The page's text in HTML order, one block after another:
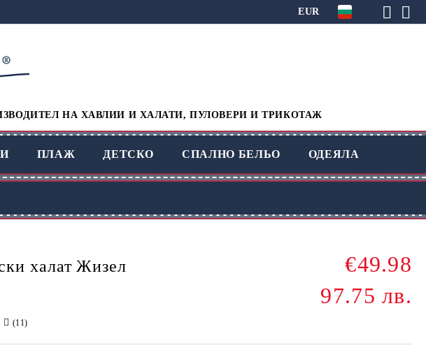
EUR
НА ХАВЛИИ И ХАЛАТИ, ПУЛОВЕРИ И ТРИКОТАЖ
ПЛАЖ ДЕТСКО СПАЛНО БЕЛЬО ОДЕЯЛА
халат Жизел
€49.98
97.75 лв.
(11)